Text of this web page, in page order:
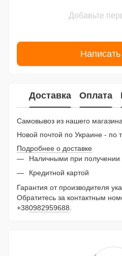
Добавьте
Доставка Оплата
Самовывоз из нашего
Новой почтой по Украине - по
Подробнее о доставке
Наличными при получении
Кредитной картой
Гарантия от производителя
Обратитесь за контактным
+380982959688